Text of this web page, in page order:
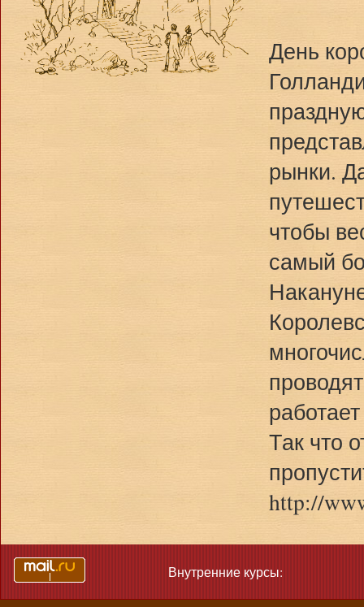
День
рынки.
чтобы
самый
Так что
http://
Внутренние курсы: